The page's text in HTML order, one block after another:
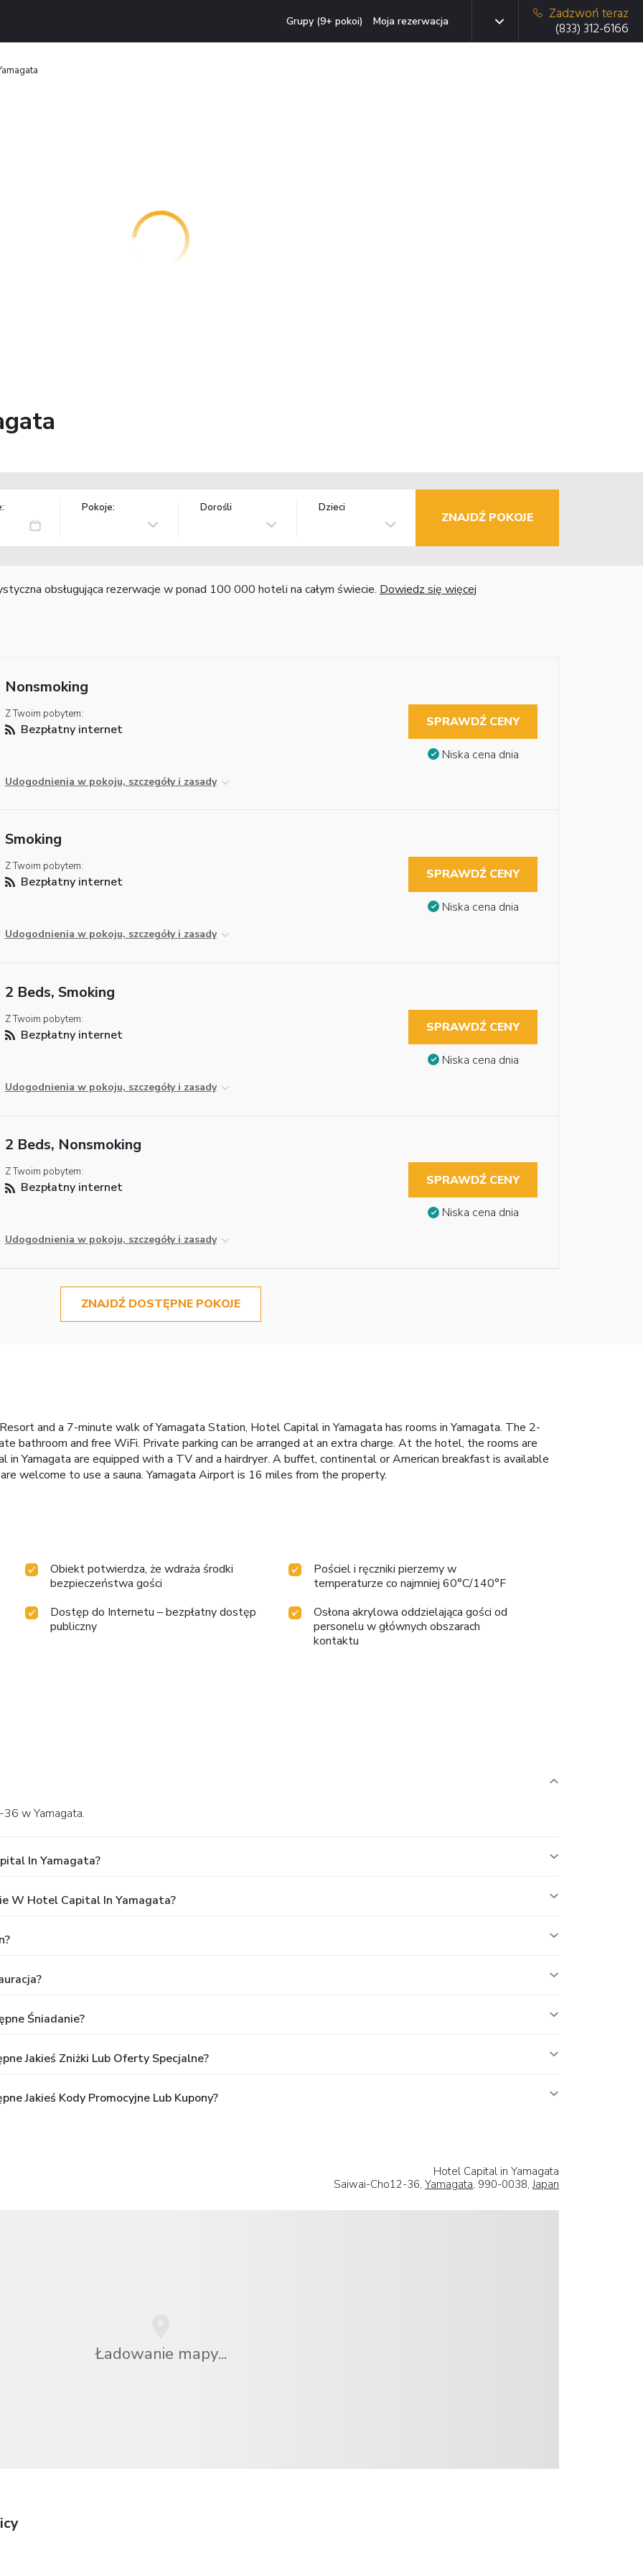
Grupy (9+ pokoi) Moja rezerwacja
Zadzwoń teraz
(833) 312-6166
Pokoje: Dorośli Dzieci
ZNAJDŹ POKOJE
obsługująca rezerwacje w ponad 100 000 hoteli na całym świecie. Dowiedz się więcej
Nonsmoking
Z Twoim pobytem:
Bezpłatny internet
Udogodnienia w pokoju, szczegóły i zasady
SPRAWDŹ CENY
Niska cena dnia
Smoking
Z Twoim pobytem:
Bezpłatny internet
Udogodnienia w pokoju, szczegóły i zasady
SPRAWDŹ CENY
Niska cena dnia
2 Beds, Smoking
Z Twoim pobytem:
Bezpłatny internet
Udogodnienia w pokoju, szczegóły i zasady
SPRAWDŹ CENY
Niska cena dnia
2 Beds, Nonsmoking
Z Twoim pobytem:
Bezpłatny internet
Udogodnienia w pokoju, szczegóły i zasady
SPRAWDŹ CENY
Niska cena dnia
ZNAJDŹ DOSTĘPNE POKOJE
and a 7-minute walk of Yamagata Station, Hotel Capital in Yamagata has rooms in Yamagata. The 2-
bathroom and free WiFi. Private parking can be arranged at an extra charge. At the hotel, the rooms are
Yamagata are equipped with a TV and a hairdryer. A buffet, continental or American breakfast is available
welcome to use a sauna. Yamagata Airport is 16 miles from the property.
Obiekt potwierdza, że wdraża środki
bezpieczeństwa gości
Pościel i ręczniki pierzemy w
temperaturze co najmniej 60°C/140°F
Dostęp do Internetu – bezpłatny dostęp
publiczny
Osłona akrylowa oddzielająca gości od
personelu w głównych obszarach
kontaktu
36 w Yamagata.
In Yamagata?
W Hotel Capital In Yamagata?
Śniadanie?
Jakieś Zniżki Lub Oferty Specjalne?
Jakieś Kody Promocyjne Lub Kupony?
Hotel Capital in Yamagata
Saiwai-Cho12-36, Yamagata, 990-0038,Japan
Ładowanie mapy...